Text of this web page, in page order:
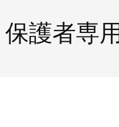
保護者専用